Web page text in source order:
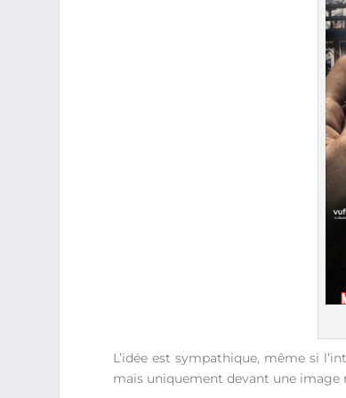
L’idée est sympathique, même si
mais uniquement devant une image